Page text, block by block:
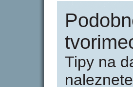
Tipy na